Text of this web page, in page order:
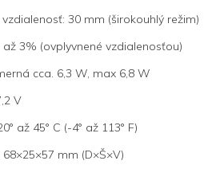
30 mm (širokouhlý režim)
3% (ovplyvnené vzdialenosťou)
cca. 6,3 W, max 6,8 W
V
až 45° C (-4° až 113° F)
mm (D×Š×V)